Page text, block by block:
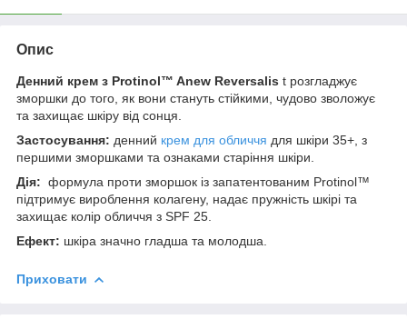
Опис
Денний крем з Protinol™ Anew Reversalis t розгладжує
зморшки до того, як вони стануть стійкими, чудово зволожує
та захищає шкіру від сонця.
Застосування: денний крем для обличчя для шкіри 35+, з
першими зморшками та ознаками старіння шкіри.
Дія: формула проти зморшок із запатентованим Protinol™
підтримує вироблення колагену, надає пружність шкірі та
захищає колір обличчя з SPF 25.
Ефект: шкіра значно гладша та молодша.
Приховати